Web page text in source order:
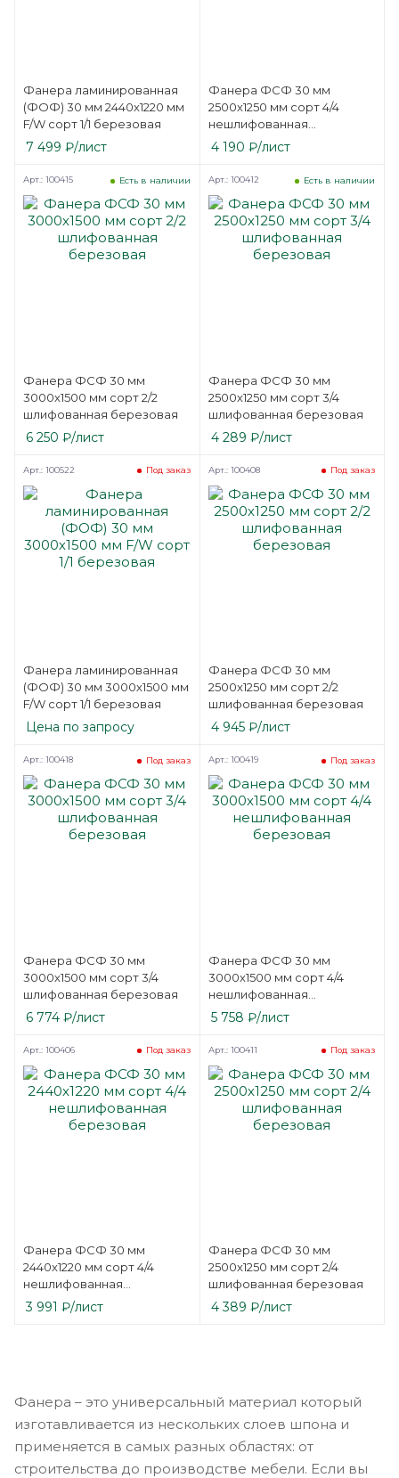
Фанера ламинированная
(ФОФ) 30 мм 2440х1220 мм
F/W сорт 1/1 березовая
7 499 ₽/лист
Фанера ФСФ 30 мм
2500х1250 мм сорт 4/4
нешлифованная
березовая
4 190 ₽/лист
Фанера ФСФ 30 мм
3000х1500 мм сорт 2/2
шлифованная березовая
Есть в наличии
Арт.: 100415
6 250 ₽/лист
Фанера ФСФ 30 мм
2500х1250 мм сорт 3/4
шлифованная березовая
Есть в наличии
Арт.: 100412
4 289 ₽/лист
Фанера ламинированная
(ФОФ) 30 мм 3000х1500 мм
F/W сорт 1/1 березовая
Под заказ
Арт.: 100522
Цена по запросу
Фанера ФСФ 30 мм
2500х1250 мм сорт 2/2
шлифованная березовая
Под заказ
Арт.: 100408
4 945₽/лист
Фанера ФСФ 30 мм
3000х1500 мм сорт 3/4
шлифованная березовая
Под заказ
Арт.: 100418
6 774 ₽/лист
Фанера ФСФ 30 мм
3000х1500 мм сорт 4/4
нешлифованная
березовая
Под заказ
Арт.: 100419
5 758 ₽/лист
Фанера ФСФ 30 мм
2440х1220 мм сорт 4/4
нешлифованная
березовая
Под заказ
Арт.: 100406
3 991 ₽/лист
Фанера ФСФ 30 мм
2500х1250 мм сорт 2/4
шлифованная березовая
Под заказ
Арт.: 100411
4 389 ₽/лист
Фанера – это универсальный материал который
изготавливается из нескольких слоев шпона и
применяется в самых разных областях: от
строительства до производстве мебели. Если вы